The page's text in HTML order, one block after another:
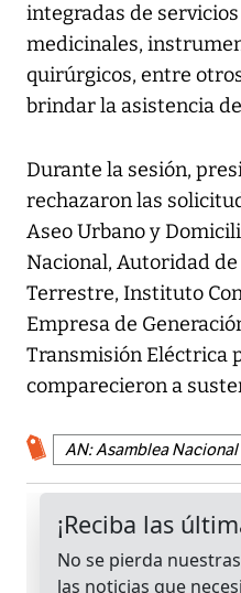
integradas de
medicinales,
quirúrgicos, entre
brindar la asistencia
Durante la sesión,
rechazaron las
Aseo Urbano y
Nacional, Autoridad
Terrestre, Instituto
Empresa de
Transmisión Eléctrica
comparecieron a
AN: Asamblea Nacional